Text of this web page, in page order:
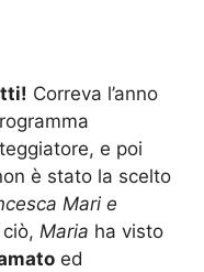
Correva l’anno
e poi
è stato la scelto
Mari e
Maria ha visto
ed